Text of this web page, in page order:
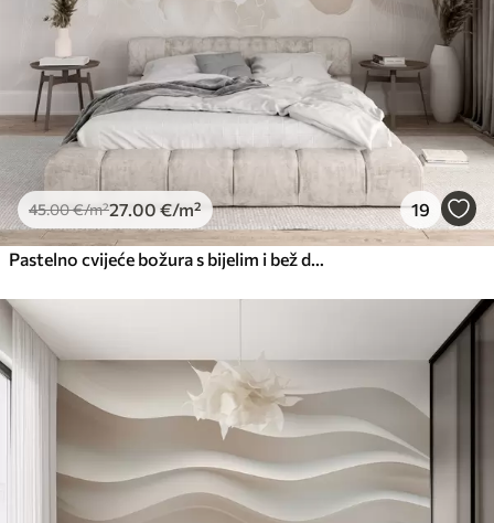
45.00€/m²27 .00 €/m² 19